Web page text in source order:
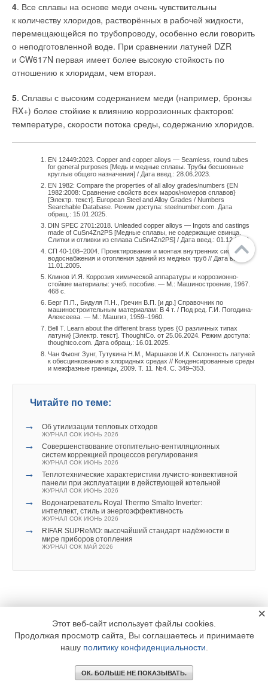
4. Все сплавы на основе меди очень чувствительны
к количеству хлоридов, растворённых в рабочей жидкости,
перемещающейся по трубопроводу, особенно если говорить
о неподготовленной воде. При сравнении латуней DZR
и CW617N первая имеет более высокую стойкость по
отношению к хлоридам, чем вторая.
5. Сплавы с высоким содержанием меди (например, бронзы
RX+) более стойкие к влиянию коррозионных факторов:
температуре, скорости потока среды, содержанию хлоридов.
EN 12449:2023. Copper and copper alloys — Seamless, round tubes
for general purposes [Медь и медные сплавы. Трубы бесшовные
круглые общего назначения] / Дата введ.: 28.06.2023.
EN 1982: Compare the properties of all alloy grades/numbers {EN
1982:2008: Сравнение свойств всех марок/номеров сплавов}
[Электр. текст]. European Steel and Alloy Grades / Numbers
Searchable Database. Режим доступа: steelnumber.com. Дата
обращ.: 15.01.2025.
DIN SPEC 2701:2018. Unleaded copper alloys — Ingots and castings
made of CuSn4Zn2PS [Медные сплавы, не содержащие свинца.
Слитки и отливки из сплава CuSn4Zn2PS] / Дата введ.: 01.12.2018.
СП 40-108–2004. Проектирование и монтаж внутренних систем
водоснабжения и отопления зданий из медных труб // Дата введ.:
11.01.2005.
Клинов И.Я. Коррозия химической аппаратуры и коррозионно-
стойкие материалы: учеб. пособие. — М.: Машиностроение, 1967.
468 с.
Берг П.П., Бидуля П.Н., Гречин В.П. [и др.] Справочник по
машиностроительным материалам: В 4 т. / Под ред. Г.И. Погодина-
Алексеева. — М.: Машгиз, 1959–1960.
Bell T. Learn about the different brass types {О различных типах
латуни} [Электр. текст]. ThoughtCo. от 25.06.2024. Режим доступа:
thoughtco.com. Дата обращ.: 16.01.2025.
Чан Фыонг Зунг, Тутукина Н.М., Маршаков И.К. Склонность латуней
к обесцинкованию в хлоридных средах // Конденсированные среды
и межфазные границы, 2009. Т. 11. №4. С. 349–353.
Читайте по теме:
→ Об утилизации тепловых отходов
ЖУРНАЛ СОК ИЮНЬ 2026
→
Совершенствование отопительно-вентиляционных
систем коррекцией процессов регулирования
ЖУРНАЛ СОК ИЮНЬ 2026
→
Теплотехнические характеристики лучисто-конвективной
панели при эксплуатации в действующей котельной
ЖУРНАЛ СОК ИЮНЬ 2026
→
Водонагреватель Royal Thermo Smalto Inverter:
интеллект, стиль и энергоэффективность
ЖУРНАЛ СОК ИЮНЬ 2026
→
RIFAR SUPReMO: высочайший стандарт надёжности в
мире приборов отопления
ЖУРНАЛ СОК МАЙ 2026
Уведомления отключены
Комментарии
В этой теме еще нет комментариев
Этот веб-сайт использует файлы cookies.
Продолжая просмотр сайта, Вы соглашаетесь и принимаете
нашу политику конфиденциальности
ОК. БОЛЬШЕ НЕ ПОКАЗЫВАТЬ.
×